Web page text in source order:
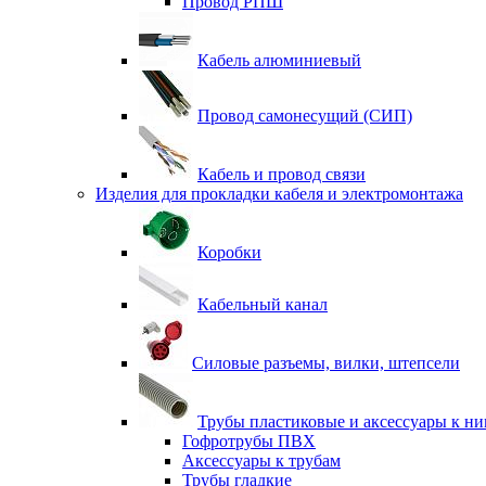
Кабель алюминиевый
Провод самонесущий (СИП)
Кабель и провод связи
Изделия для прокладки кабеля и электромонтажа
Коробки
Кабельный канал
Силовые разъемы, вилки, штепсели
Трубы пластиковые и аксессуары к
Гофротрубы ПВХ
Аксессуары к трубам
Трубы гладкие